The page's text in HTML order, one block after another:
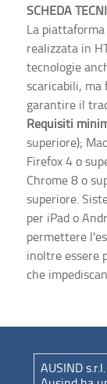
SCHEDA
La
realizzata in
tecnologie
scaricabili,
garantire il
Requisiti
superiore);
Firefox 4 o
Chrome 8 o
superiore.
per iPad o
permettere
inoltre essere
che
AUSIND